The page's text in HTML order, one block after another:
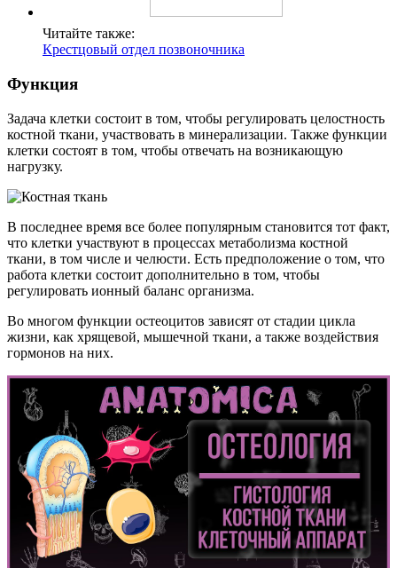
Читайте также:
Крестцовый отдел позвоночника
Функция
Задача клетки состоит в том, чтобы регулировать целостность
костной ткани, участвовать в минерализации. Также функции
клетки состоят в том, чтобы отвечать на возникающую
нагрузку.
В последнее время все более популярным становится тот факт,
что клетки участвуют в процессах метаболизма костной
ткани, в том числе и челюсти. Есть предположение о том, что
работа клетки состоит дополнительно в том, чтобы
регулировать ионный баланс организма.
Во многом функции остеоцитов зависят от стадии цикла
жизни, как хрящевой, мышечной ткани, а также воздействия
гормонов на них.